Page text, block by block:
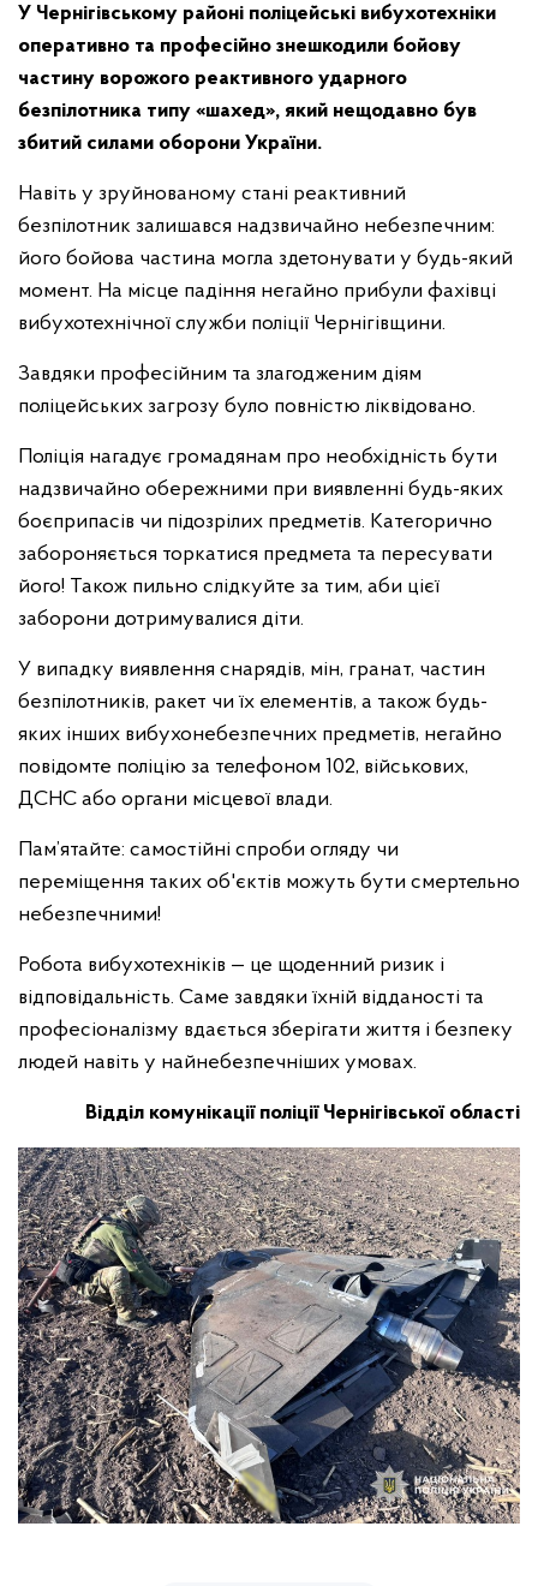
У Чернігівському районі поліцейські вибухотехніки
оперативно та професійно знешкодили бойову
частину ворожого реактивного ударного
безпілотника типу «шахед», який нещодавно був
збитий силами оборони України.
Навіть у зруйнованому стані реактивний
безпілотник залишався надзвичайно небезпечним:
його бойова частина могла здетонувати у будь-який
момент. На місце падіння негайно прибули фахівці
вибухотехнічної служби поліції Чернігівщини.
Завдяки професійним та злагодженим діям
поліцейських загрозу було повністю ліквідовано.
Поліція нагадує громадянам про необхідність бути
надзвичайно обережними при виявленні будь-яких
боєприпасів чи підозрілих предметів. Категорично
забороняється торкатися предмета та пересувати
його! Також пильно слідкуйте за тим, аби цієї
заборони дотримувалися діти.
У випадку виявлення снарядів, мін, гранат, частин
безпілотників, ракет чи їх елементів, а також будь-
яких інших вибухонебезпечних предметів, негайно
повідомте поліцію за телефоном 102, військових,
ДСНС або органи місцевої влади.
Пам’ятайте: самостійні спроби огляду чи
переміщення таких об'єктів можуть бути смертельно
небезпечними!
Робота вибухотехніків — це щоденний ризик і
відповідальність. Саме завдяки їхній відданості та
професіоналізму вдається зберігати життя і безпеку
людей навіть у найнебезпечніших умовах.
Відділ комунікації поліції Чернігівської області